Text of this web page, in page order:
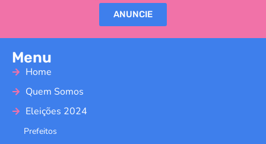
ANUNCIE
Menu
Home
Quem Somos
Eleições 2024
Prefeitos